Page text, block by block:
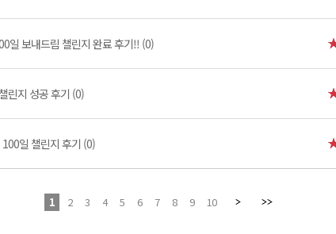
일 보내드림 챌린지 완료 후기!! (0)
린지 성공 후기 (0)
일 챌린지 후기 (0)
1 2 3 4 5 6 7 8 9 10